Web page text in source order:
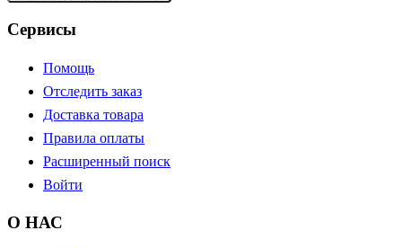
Сервисы
Помощь
Отследить заказ
Доставка товара
Правила оплаты
Расширенный поиск
Войти
О НАС